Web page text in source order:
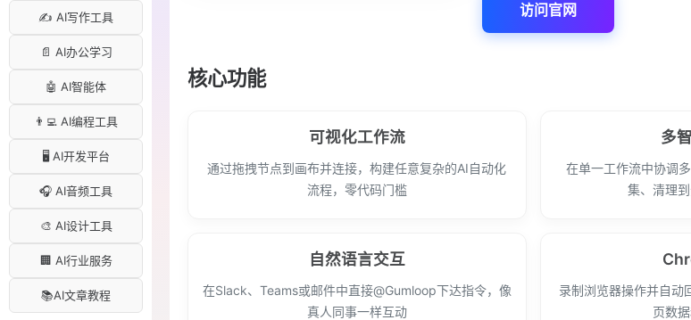
✍️ AI写作工具
📄 AI办公学习
🤖 AI智能体
👨‍💻 AI编程工具
🖥️ AI开发平台
🎧 AI音频工具
🎨 AI设计工具
🏢 AI行业服务
📚AI文章教程
访问官网
核心功能
可视化工作流
通过拖拽节点到画布并连接，构建任意复杂的AI自动化
流程，零代码门槛
多
在单一工作流中协调
集、清理
自然语言交互
在Slack、Teams或邮件中直接@Gumloop下达指令，像
真人同事一样互动
录制浏览器操作并自动
页数